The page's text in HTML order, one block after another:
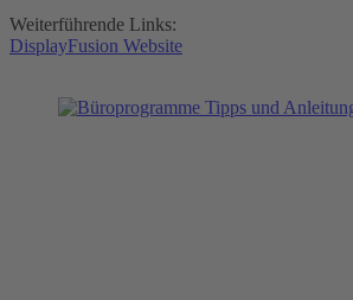
Weiterführende Links:
DisplayFusion Website